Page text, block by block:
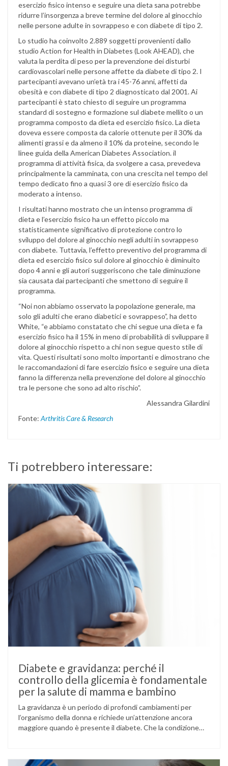
esercizio fisico intenso e seguire una dieta sana potrebbe
ridurre l’insorgenza a breve termine del dolore al ginocchio
nelle persone adulte in sovrappeso e con diabete di tipo 2.
Lo studio ha coinvolto 2.889 soggetti provenienti dallo
studio Action for Health in Diabetes (Look AHEAD), che
valuta la perdita di peso per la prevenzione dei disturbi
cardiovascolari nelle persone affette da diabete di tipo 2. I
partecipanti avevano un’età tra i 45-76 anni, affetti da
obesità e con diabete di tipo 2 diagnosticato dal 2001. Ai
partecipanti è stato chiesto di seguire un programma
standard di sostegno e formazione sul diabete mellito o un
programma composto da dieta ed esercizio fisico. La dieta
doveva essere composta da calorie ottenute per il 30% da
alimenti grassi e da almeno il 10% da proteine, secondo le
linee guida della American Diabetes Association. il
programma di attività fisica, da svolgere a casa, prevedeva
principalmente la camminata, con una crescita nel tempo del
tempo dedicato fino a quasi 3 ore di esercizio fisico da
moderato a intenso.
I risultati hanno mostrato che un intenso programma di
dieta e l’esercizio fisico ha un effetto piccolo ma
statisticamente significativo di protezione contro lo
sviluppo del dolore al ginocchio negli adulti in sovrappeso
con diabete. Tuttavia, l’effetto preventivo del programma di
dieta ed esercizio fisico sul dolore al ginocchio è diminuito
dopo 4 anni e gli autori suggeriscono che tale diminuzione
sia causata dai partecipanti che smettono di seguire il
programma.
“Noi non abbiamo osservato la popolazione generale, ma
solo gli adulti che erano diabetici e sovrappeso”, ha detto
White, “e abbiamo constatato che chi segue una dieta e fa
esercizio fisico ha il 15% in meno di probabilità di sviluppare il
dolore al ginocchio rispetto a chi non segue questo stile di
vita. Questi risultati sono molto importanti e dimostrano che
le raccomandazioni di fare esercizio fisico e seguire una dieta
fanno la differenza nella prevenzione del dolore al ginocchio
tra le persone che sono ad alto rischio”.
Alessandra Gilardini
Fonte: Arthritis Care & Research
Ti potrebbero interessare:
Diabete e gravidanza: perché il
controllo della glicemia è fondamentale
per la salute di mamma e bambino
La gravidanza è un periodo di profondi cambiamenti per
l’organismo della donna e richiede un’attenzione ancora
maggiore quando è presente il diabete. Che la condizione
volta durante la gestazione (diabete gestazionale),